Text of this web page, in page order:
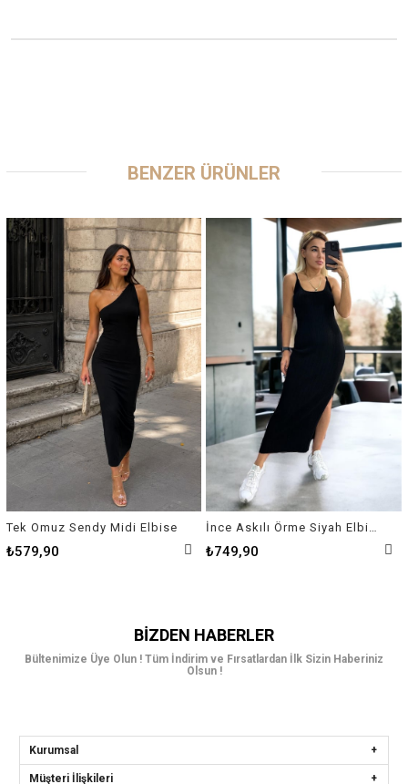
BENZER ÜRÜNLER
Tek Omuz Sendy Midi Elbise
₺579,90
İnce Askılı Örme Siyah Elbise
₺749,90
BIZDEN HABERLER
Bültenimize Üye Olun ! Tüm İndirim ve Fırsatlardan İlk Sizin Haberiniz
Olsun !
Kurumsal
Müşteri İlişkileri